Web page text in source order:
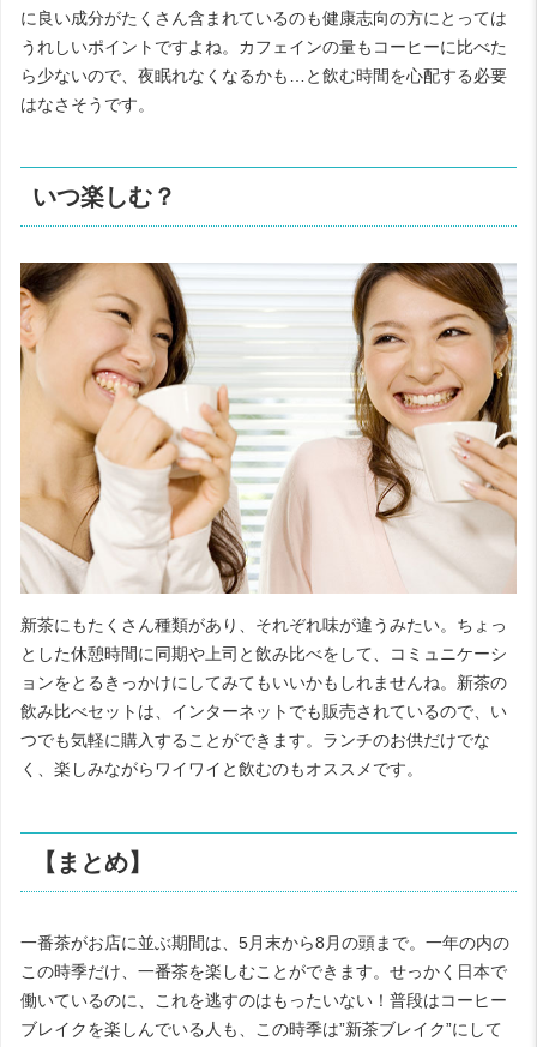
に良い成分がたくさん含まれているのも健康志向の方にとっては
うれしいポイントですよね。カフェインの量もコーヒーに比べた
ら少ないので、夜眠れなくなるかも…と飲む時間を心配する必要
はなさそうです。
いつ楽しむ？
新茶にもたくさん種類があり、それぞれ味が違うみたい。ちょっ
とした休憩時間に同期や上司と飲み比べをして、コミュニケーシ
ョンをとるきっかけにしてみてもいいかもしれませんね。新茶の
飲み比べセットは、インターネットでも販売されているので、い
つでも気軽に購入することができます。ランチのお供だけでな
く、楽しみながらワイワイと飲むのもオススメです。
【まとめ】
一番茶がお店に並ぶ期間は、5月末から8月の頭まで。一年の内の
この時季だけ、一番茶を楽しむことができます。せっかく日本で
働いているのに、これを逃すのはもったいない！普段はコーヒー
ブレイクを楽しんでいる人も、この時季は”新茶ブレイク”にして